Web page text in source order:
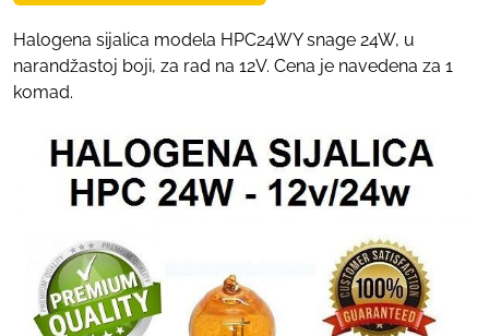
Halogena sijalica modela HPC24WY snage 24W, u
narandžastoj boji, za rad na 12V. Cena je navedena za 1
komad.